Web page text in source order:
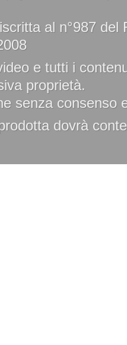
al n°987
e tutti i
proprietà.
senza consenso
dovrà